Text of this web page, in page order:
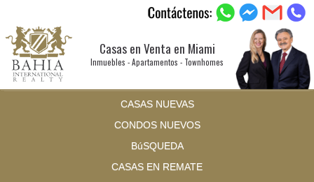
Casas en Venta en Miami
Inmuebles - Apartamentos - Townhomes
CASAS NUEVAS
CONDOS NUEVOS
BúSQUEDA
CASAS EN REMATE